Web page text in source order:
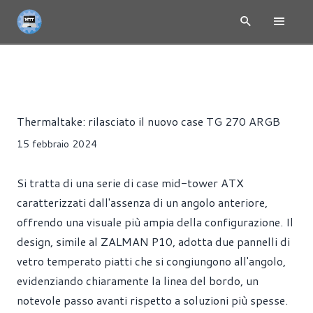
Thermaltake: rilasciato il nuovo case TG 270 ARGB
15 febbraio 2024
Si tratta di una serie di case mid-tower ATX
caratterizzati dall'assenza di un angolo anteriore,
offrendo una visuale più ampia della configurazione. Il
design, simile al ZALMAN P10, adotta due pannelli di
vetro temperato piatti che si congiungono all'angolo,
evidenziando chiaramente la linea del bordo, un
notevole passo avanti rispetto a soluzioni più spesse.